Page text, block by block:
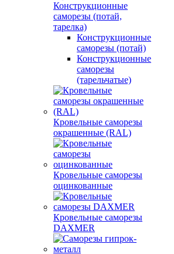
Конструкционные
саморезы (потай,
тарелка)
Конструкционные
саморезы (потай)
Конструкционные
саморезы
(тарельчатые)
Кровельные саморезы
окрашенные (RAL)
Кровельные саморезы
оцинкованные
Кровельные саморезы
DAXMER